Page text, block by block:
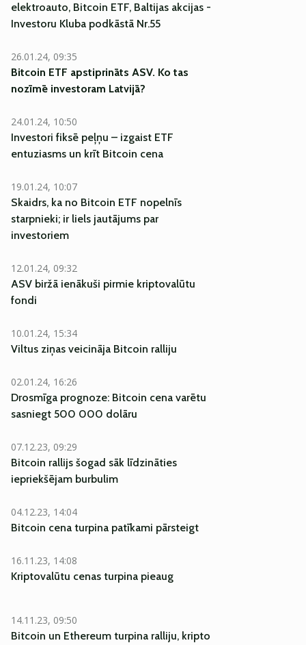
elektroauto, Bitcoin ETF, Baltijas akcijas -
Investoru Kluba podkāstā Nr.55
26.01.24, 09:35
Bitcoin ETF apstiprināts ASV. Ko tas
nozīmē investoram Latvijā?
24.01.24, 10:50
Investori fiksē peļņu – izgaist ETF
entuziasms un krīt Bitcoin cena
19.01.24, 10:07
Skaidrs, ka no Bitcoin ETF nopelnīs
starpnieki; ir liels jautājums par
investoriem
12.01.24, 09:32
ASV biržā ienākuši pirmie kriptovalūtu
fondi
10.01.24, 15:34
Viltus ziņas veicināja Bitcoin ralliju
02.01.24, 16:26
Drosmīga prognoze: Bitcoin cena varētu
sasniegt 500 000 dolāru
07.12.23, 09:29
Bitcoin rallijs šogad sāk līdzināties
iepriekšējam burbulim
04.12.23, 14:04
Bitcoin cena turpina patīkami pārsteigt
16.11.23, 14:08
Kriptovalūtu cenas turpina pieaug
14.11.23, 09:50
Bitcoin un Ethereum turpina ralliju, kripto